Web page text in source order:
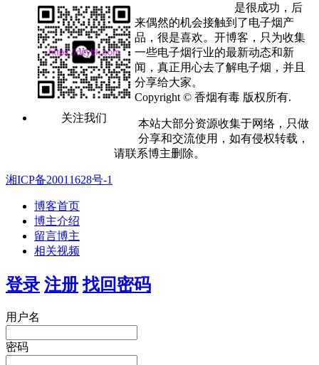
关注我们
是很成功，后
来偶然的机会接触到了电子烟产
品，很是喜欢。开博客，只为收集
一些电子烟行业的最新动态和新
闻，真正用心去了解电子烟，并且
分享给大家。
Copyright © 香烟有毒 版权所有.
本站大部分资源收集于网络，只做
分享和交流使用，如有侵权转载，
请联系博主删除。
湘ICP备20011628号-1
博客首页
博主介绍
留言博主
相关视频
登录 注册 找回密码
用户名
密码